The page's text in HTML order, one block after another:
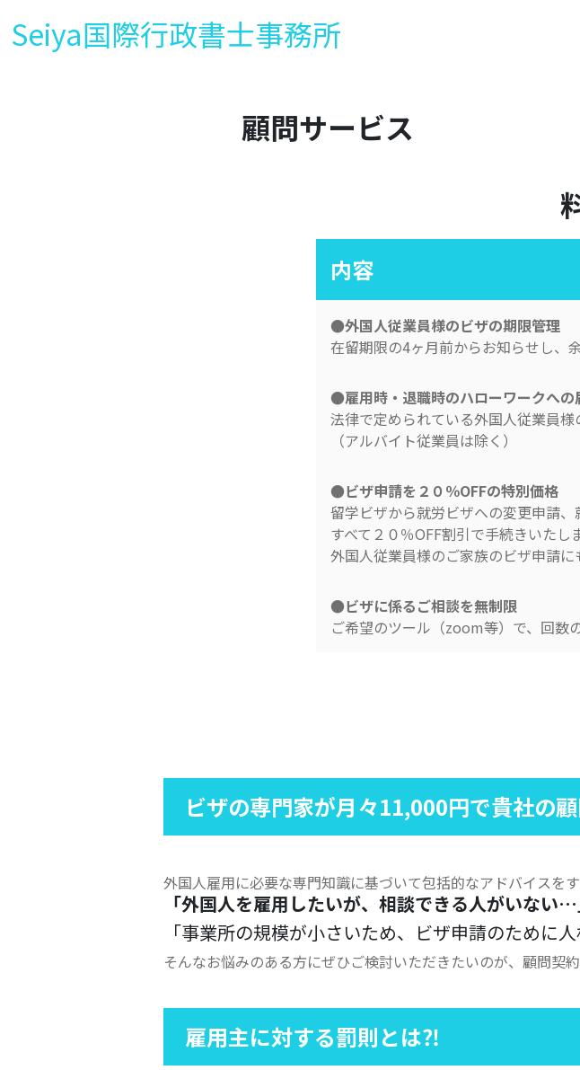
Seiya国際行政書士事務所
顧問サービス
内容
●外国人従業員様のビザの期限管理
在留期限の4ヶ月前からお知らせし、
●雇用時・退職時のハローワークへの
法律で定められている外国人従業員
（アルバイト従業員は除く）
●ビザ申請を２０％OFFの特別価格
留学ビザから就労ビザへの変更申請、
すべて２０％OFF割引で手続きいたし
外国人従業員様のご家族のビザ申請
●ビザに係るご相談を無制限
ご希望のツール（zoom等）で、回数
ビザの専門家が月々11,000円で貴社の
外国人雇用に必要な専門知識に基づいて包括的なアドバイスを
「外国人を雇用したいが、相談できる人がいない…
「事業所の規模が小さいため、ビザ申請のために
そんなお悩みのある方にぜひご検討いただきたいのが、顧問契約
雇用主に対する罰則とは⁈